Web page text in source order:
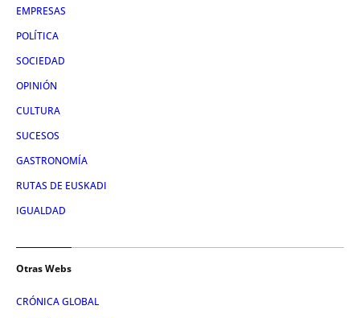
EMPRESAS
POLÍTICA
SOCIEDAD
OPINIÓN
CULTURA
SUCESOS
GASTRONOMÍA
RUTAS DE EUSKADI
IGUALDAD
Otras Webs
CRÓNICA GLOBAL